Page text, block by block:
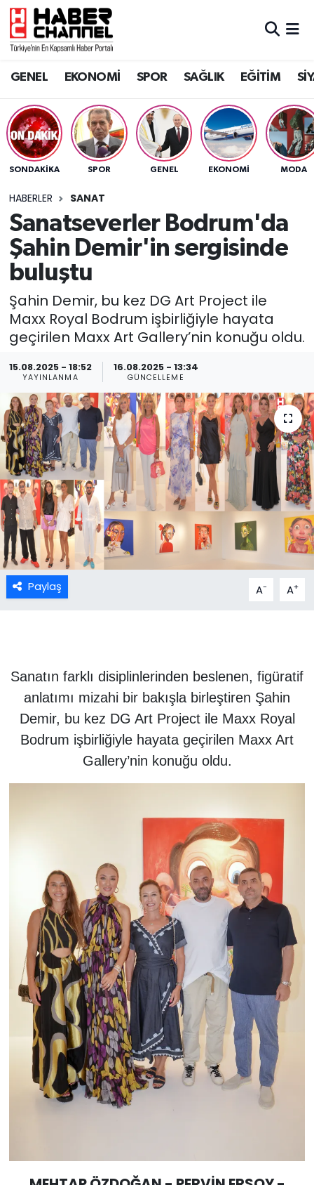
GENEL EKONOMİ SPOR SAĞLIK EĞİTİM
SONDAKIKA SPOR GENEL EKONOMİ MODA
HABERLER SANAT
Sanatseverler Bodrum'da
Şahin Demir'in sergisinde
buluştu
Şahin Demir, bu kez DG Art Project ile
Maxx Royal Bodrum işbirliğiyle hayata
geçirilen Maxx Art Gallery’nin konuğu oldu.
15.08.2025 - 18:52
YAYINLANMA
16.08.2025 - 13:34
GÜNCELLEME
Paylaş A- A+
Sanatın farklı disiplinlerinden beslenen, figüratif
anlatımı mizahi bir bakışla birleştiren Şahin
Demir, bu kez DG Art Project ile Maxx Royal
Bodrum işbirliğiyle hayata geçirilen Maxx Art
Gallery’nin konuğu oldu.
GENEL
SPOR
SAĞLIK
EĞİTİM
SİYASET
MAGAZİN
Nöbetçi Eczaneler
Trafik Durumu
Süper Lig Puan Durumu ve Fikstür
Tüm Manşetler
Son Dakika Haberleri
Haber Arşivi